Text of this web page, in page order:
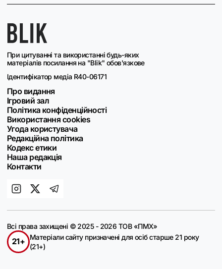
При цитуванні та використанні будь-яких
матеріалів посилання на "Blik" обов'язкове
Ідентифікатор медіа R40-06171
Про видання
Ігровий зал
Політика конфіденційності
Використання cookies
Угода користувача
Редакційна політика
Кодекс етики
Наша редакція
Контакти
Всі права захищені © 2025 - 2026 ТОВ «ПМХ»
21+
Матеріали сайту призначені для осіб старше 21 року
(21+)